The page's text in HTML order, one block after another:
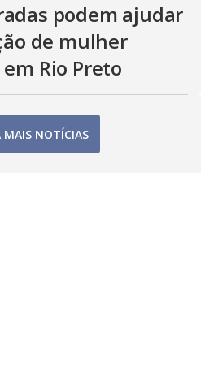
podem ajudar
de mulher
Rio Preto
MAIS NOTÍCIAS